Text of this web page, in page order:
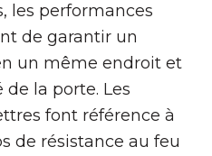
les performances
de garantir un
un même endroit et
de la porte. Les
font référence à
de résistance au feu